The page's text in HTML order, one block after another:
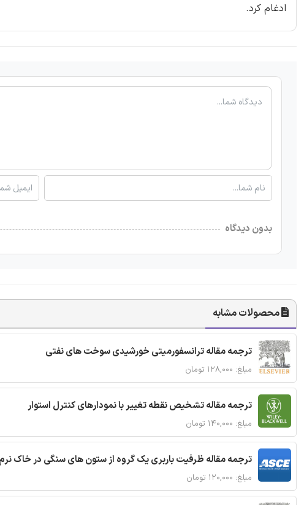
ادغام کرد.
بدون دیدگاه
محصولات مشابه
ترجمه مقاله ترانسفورمیتی خورشیدی سوخت های نفتی
مبلغ: ۱۲۸,۰۰۰ تومان
ترجمه مقاله تشخیص نقطه تغییر با نمودارهای کنترل استوار
مبلغ: ۱۴۰,۰۰۰ تومان
ترجمه مقاله ظرفیت باربری یک گروه از ستون های سنگی در خاک نرم
مبلغ: ۱۲۰,۰۰۰ تومان